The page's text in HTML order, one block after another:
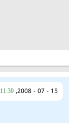
15 - 07 - 2008,
11:39 AM